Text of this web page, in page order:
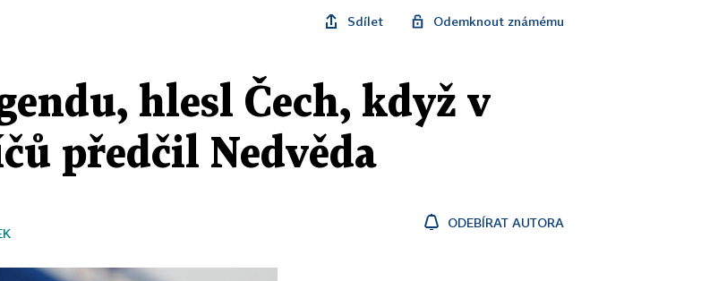
Sdílet Odemknout známému
hlesl Čech, když v
předčil Nedvěda
ODEBÍRAT AUTORA